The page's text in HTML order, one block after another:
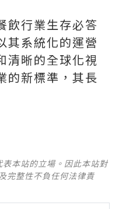
飲行業生存必答
其系統化的運營
清晰的全球化視
的新標準，其長
本站的立場。因此本站對
完整性不負任何法律責